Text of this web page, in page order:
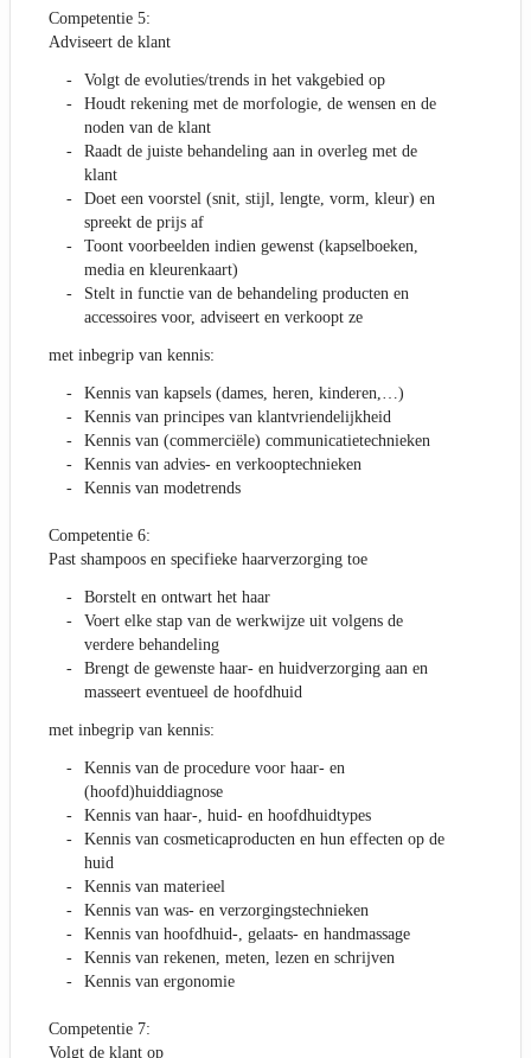
Competentie 5:
Adviseert de klant
Volgt de evoluties/trends in het vakgebied op
Houdt rekening met de morfologie, de wensen en de
noden van de klant
Raadt de juiste behandeling aan in overleg met de
klant
Doet een voorstel (snit, stijl, lengte, vorm, kleur) en
spreekt de prijs af
Toont voorbeelden indien gewenst (kapselboeken,
media en kleurenkaart)
Stelt in functie van de behandeling producten en
accessoires voor, adviseert en verkoopt ze
met inbegrip van kennis:
Kennis van kapsels (dames, heren, kinderen,…)
Kennis van principes van klantvriendelijkheid
Kennis van (commerciële) communicatietechnieken
Kennis van advies- en verkooptechnieken
Kennis van modetrends
Competentie 6:
Past shampoos en specifieke haarverzorging toe
Borstelt en ontwart het haar
Voert elke stap van de werkwijze uit volgens de
verdere behandeling
Brengt de gewenste haar- en huidverzorging aan en
masseert eventueel de hoofdhuid
met inbegrip van kennis:
Kennis van de procedure voor haar- en
(hoofd)huiddiagnose
Kennis van haar-, huid- en hoofdhuidtypes
Kennis van cosmeticaproducten en hun effecten op de
huid
Kennis van materieel
Kennis van was- en verzorgingstechnieken
Kennis van hoofdhuid-, gelaats- en handmassage
Kennis van rekenen, meten, lezen en schrijven
Kennis van ergonomie
Competentie 7:
Volgt de klant op